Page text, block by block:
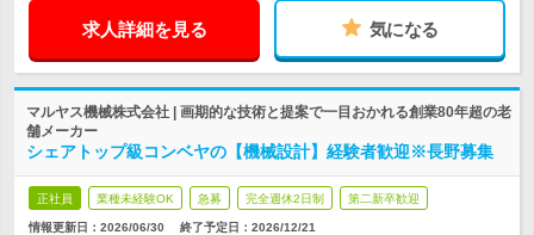
求人詳細を見る 気になる
マルヤス機械株式会社 | 画期的な技術と提案で一目おかれる創業80年超の老
舗メーカー
シェアトップ級コンベヤの【機械設計】経験者歓迎※長野募集
正社員 業種未経験OK 急募 完全週休2日制 第二新卒歓迎
情報更新日：2026/06/30 終了予定日： 2026/12/21